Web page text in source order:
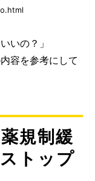
いの？」
容を参考にして
規制緩
トップ